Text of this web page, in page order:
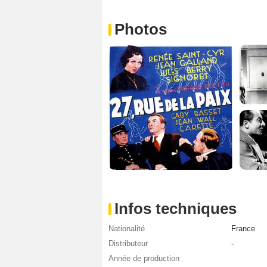
Photos
Infos techniques
Nationalité
France
Distributeur
-
Année de production